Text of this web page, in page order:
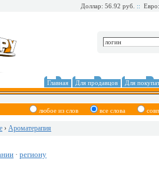
Доллар: 56.92 руб. ::
Главная Для продавцов Для
любое из слов все слова
› Ароматерапия
· региону